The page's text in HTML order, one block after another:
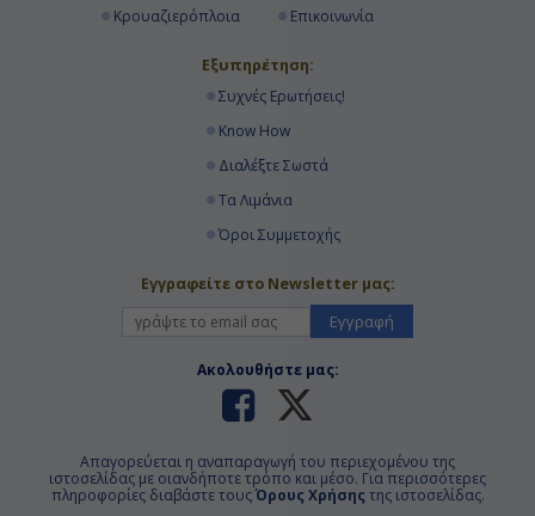
Κρουαζιερόπλοια
Επικοινωνία
Εξυπηρέτηση:
Συχνές Ερωτήσεις!
Know How
Διαλέξτε Σωστά
Τα Λιμάνια
Όροι Συμμετοχής
Εγγραφείτε στο Newsletter μας:
Εγγραφή
Ακολουθήστε μας:
Απαγορεύεται η αναπαραγωγή του περιεχομένου της
ιστοσελίδας με οιανδήποτε τρόπο και μέσο. Για περισσότερες
πληροφορίες διαβάστε τουςΌρους Χρήσης της ιστοσελίδας.